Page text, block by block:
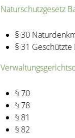
Naturschutzgesetz
§ 30
§ 31
§ 70
§ 78
§ 81
§ 82